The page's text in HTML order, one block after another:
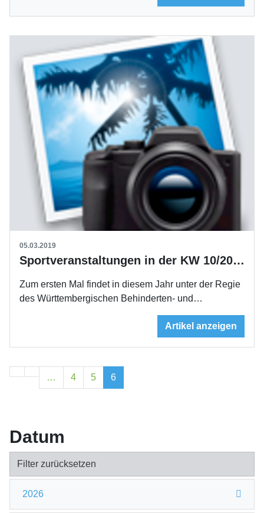
05.03.2019
Sportveranstaltungen in der KW 10/2019
Zum ersten Mal findet in diesem Jahr unter der Regie
des Württembergischen Behinderten- und…
Artikel anzeigen
… 4 5 6
Datum
Filter zurücksetzen
2026